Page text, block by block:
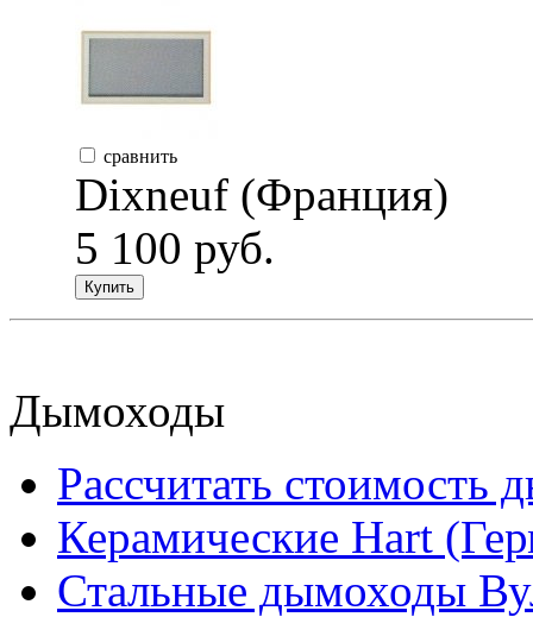
сравнить
Dixneuf (Франция)
5 100 руб.
Купить
Дымоходы
Рассчитать стоимость
Керамические Hart
Стальные дымоходы